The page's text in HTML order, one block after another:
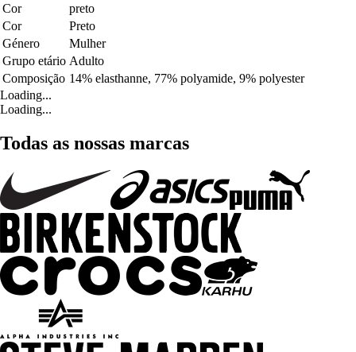
Cor
preto
Cor
Preto
Género
Mulher
Grupo etário Adulto
Composição 14% elasthanne, 77% polyamide, 9% polyester
Loading...
Loading...
Todas as nossas marcas